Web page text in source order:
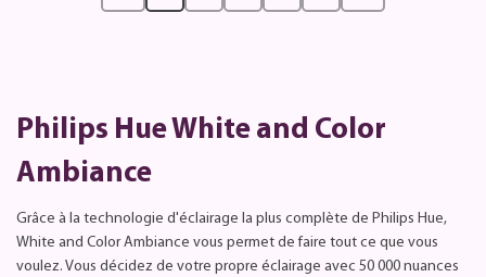
Philips Hue White and Color
Ambiance
Grâce à la technologie d'éclairage la plus complète de Philips Hue,
White and Color Ambiance vous permet de faire tout ce que vous
voulez. Vous décidez de votre propre éclairage avec 50 000 nuances